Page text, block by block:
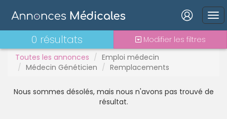
Connexion
Mot de passe oublié ?
Toutes les annonces
Emploi médecin
Médecin Généticien
Remplacements
0 résultats Modifier les filtres
PH
Praticien contractuel
Stages - alternance
Statut TNS
Nous sommes désolés, mais nous n'avons pas trouvé de
résultat.